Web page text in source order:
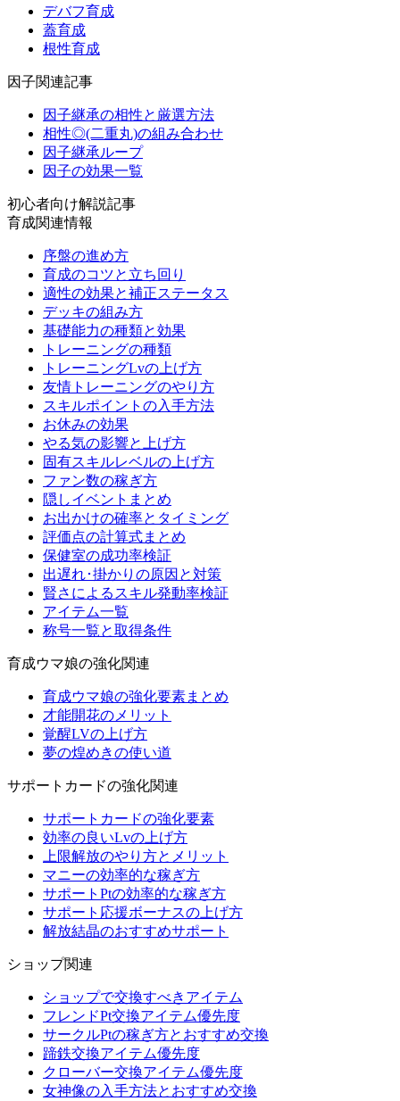
デバフ育成
蓋育成
根性育成
因子関連記事
因子継承の相性と厳選方法
相性◎(二重丸)の組み合わせ
因子継承ループ
因子の効果一覧
初心者向け解説記事
育成関連情報
序盤の進め方
育成のコツと立ち回り
適性の効果と補正ステータス
デッキの組み方
基礎能力の種類と効果
トレーニングの種類
トレーニングLvの上げ方
友情トレーニングのやり方
スキルポイントの入手方法
お休みの効果
やる気の影響と上げ方
固有スキルレベルの上げ方
ファン数の稼ぎ方
隠しイベントまとめ
お出かけの確率とタイミング
評価点の計算式まとめ
保健室の成功率検証
出遅れ･掛かりの原因と対策
賢さによるスキル発動率検証
アイテム一覧
称号一覧と取得条件
育成ウマ娘の強化関連
育成ウマ娘の強化要素まとめ
才能開花のメリット
覚醒LVの上げ方
夢の煌めきの使い道
サポートカードの強化関連
サポートカードの強化要素
効率の良いLvの上げ方
上限解放のやり方とメリット
マニーの効率的な稼ぎ方
サポートPtの効率的な稼ぎ方
サポート応援ボーナスの上げ方
解放結晶のおすすめサポート
ショップ関連
ショップで交換すべきアイテム
フレンドPt交換アイテム優先度
サークルPtの稼ぎ方とおすすめ交換
蹄鉄交換アイテム優先度
クローバー交換アイテム優先度
女神像の入手方法とおすすめ交換